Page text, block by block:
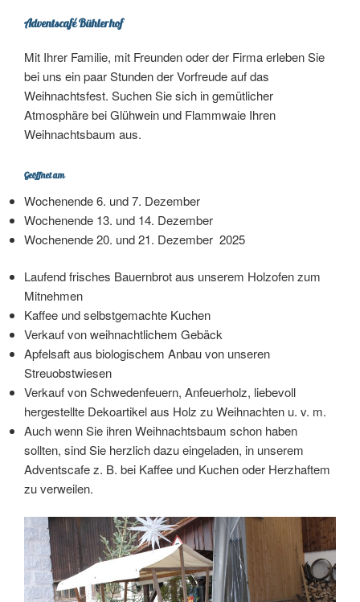
Adventscafé Bühlerhof
Mit Ihrer Familie, mit Freunden oder der Firma erleben Sie
bei uns ein paar Stunden der Vorfreude auf das
Weihnachtsfest. Suchen Sie sich in gemütlicher
Atmosphäre bei Glühwein und Flammwaie Ihren
Weihnachtsbaum aus.
Geöffnet am
Wochenende 6. und 7. Dezember
Wochenende 13. und 14. Dezember
Wochenende 20. und 21. Dezember 2025
Laufend frisches Bauernbrot aus unserem Holzofen zum
Mitnehmen
Kaffee und selbstgemachte Kuchen
Verkauf von weihnachtlichem Gebäck
Apfelsaft aus biologischem Anbau von unseren
Streuobstwiesen
Verkauf von Schwedenfeuern, Anfeuerholz, liebevoll
hergestellte Dekoartikel aus Holz zu Weihnachten u. v. m.
Auch wenn Sie ihren Weihnachtsbaum schon haben
sollten, sind Sie herzlich dazu eingeladen, in unserem
Adventscafe z. B. bei Kaffee und Kuchen oder Herzhaftem
zu verweilen.